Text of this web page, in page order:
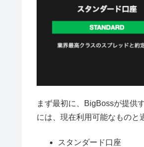
まず最初に、BigBossが提供
には、現在利用可能なものと
スタンダード口座